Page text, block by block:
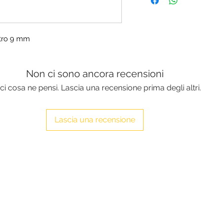
9 mm
Non ci sono ancora recensioni
cosa ne pensi. Lascia una recensione prima degli altri.
Lascia una recensione